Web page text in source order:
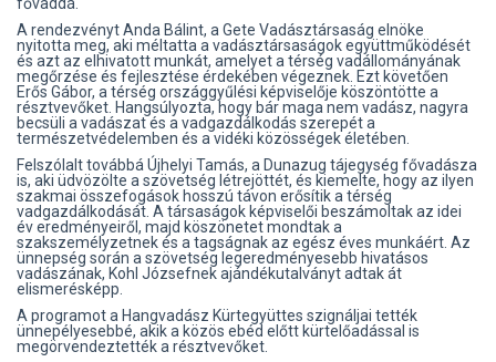
A rendezvényt Anda Bálint, a Gete Vadásztársaság elnöke
nyitotta meg, aki méltatta a vadásztársaságok együttműködését
és azt az elhivatott munkát, amelyet a térség vadállományának
megőrzése és fejlesztése érdekében végeznek. Ezt követően
Erős Gábor, a térség országgyűlési képviselője köszöntötte a
résztvevőket. Hangsúlyozta, hogy bár maga nem vadász, nagyra
becsüli a vadászat és a vadgazdálkodás szerepét a
természetvédelemben és a vidéki közösségek életében.
Felszólalt továbbá Újhelyi Tamás, a Dunazug tájegység fővadásza
is, aki üdvözölte a szövetség létrejöttét, és kiemelte, hogy az ilyen
szakmai összefogások hosszú távon erősítik a térség
vadgazdálkodását. A társaságok képviselői beszámoltak az idei
év eredményeiről, majd köszönetet mondtak a
szakszemélyzetnek és a tagságnak az egész éves munkáért. Az
ünnepség során a szövetség legeredményesebb hivatásos
vadászának, Kohl Józsefnek ajándékutalványt adtak át
elismerésképp.
A programot a Hangvadász Kürtegyüttes szignáljai tették
ünnepélyesebbé, akik a közös ebéd előtt kürtelőadással is
megörvendeztették a résztvevőket.